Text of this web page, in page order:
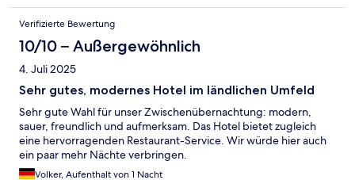
Verifizierte Bewertung
10/10 – Außergewöhnlich
4. Juli 2025
Sehr gutes, modernes Hotel im ländlichen Umfeld
Sehr gute Wahl für unser Zwischenübernachtung: modern,
sauer, freundlich und aufmerksam. Das Hotel bietet zugleich
eine hervorragenden Restaurant-Service. Wir würde hier auch
ein paar mehr Nächte verbringen.
Volker, Aufenthalt von 1 Nacht